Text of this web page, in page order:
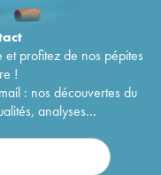
profitez de nos pépites
!
: nos découvertes du
analyses...